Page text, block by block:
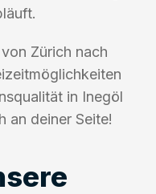
Zürich nach
in Inegöl
an deiner Seite!